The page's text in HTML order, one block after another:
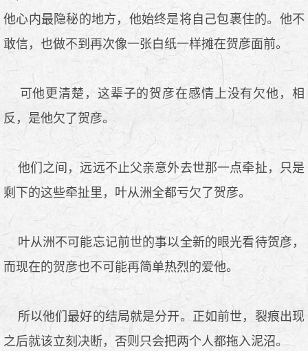
他心内最隐秘的地方，他始终是将自己包裹住的。他不
敢信，也做不到再次像一张白纸一样摊在贺彦面前。
可他更清楚，这辈子的贺彦在感情上没有欠他，相
反，是他欠了贺彦。
他们之间，远远不止父亲意外去世那一点牵扯，只是
剩下的这些牵扯里，叶从洲全都亏欠了贺彦。
叶从洲不可能忘记前世的事以全新的眼光看待贺彦，
而现在的贺彦也不可能再简单热烈的爱他。
所以他们最好的结局就是分开。正如前世，裂痕出现
之后就该立刻决断，否则只会把两个人都拖入泥沼。